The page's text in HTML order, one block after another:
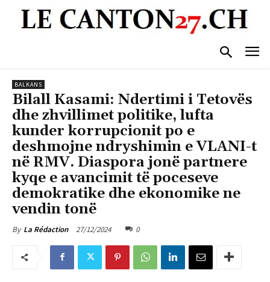
BALKANS
Bilall Kasami: Ndertimi i Tetovës
dhe zhvillimet politike, lufta
kunder korrupcionit po e
deshmojne ndryshimin e VLANI-t
në RMV. Diaspora jonë partnere
kyqe e avancimit të poceseve
demokratike dhe ekonomike ne
vendin tonë
By La Rédaction 27/12/2024 0